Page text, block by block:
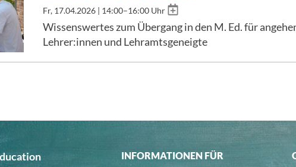
Fr, 17.04.2026 | 14:00–16:00 Uhr Add
calendar
Wissenswertes zum Übergang in den M. Ed. für
Lehrer:innen und Lehramtsgeneigte
INFORMATIONEN FÜR